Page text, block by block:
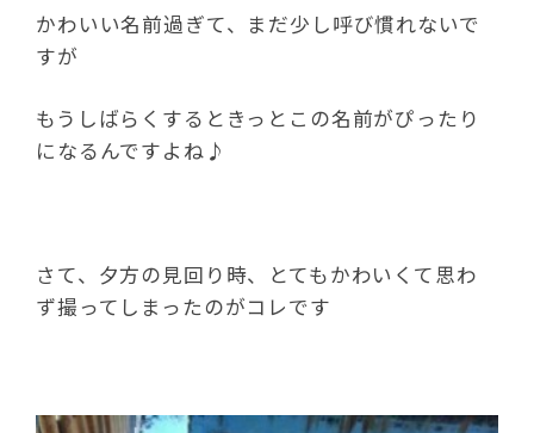
かわいい名前過ぎて、まだ少し呼び慣れないで
すが
もうしばらくするときっとこの名前がぴったり
になるんですよね♪
さて、夕方の見回り時、とてもかわいくて思わ
ず撮ってしまったのがコレです